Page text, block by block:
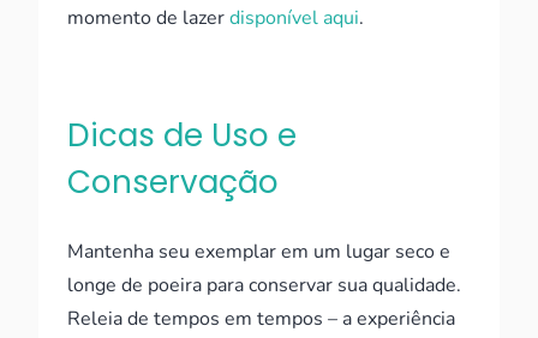
momento de lazerdisponível aqui.
Dicas de Uso e
Conservação
Mantenha seu exemplar em um lugar seco e
longe de poeira para conservar sua qualidade.
Releia de tempos em tempos – a experiência